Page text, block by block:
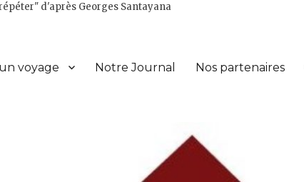
d'après Georges Santayana
voyage Notre Journal Nos partenaires